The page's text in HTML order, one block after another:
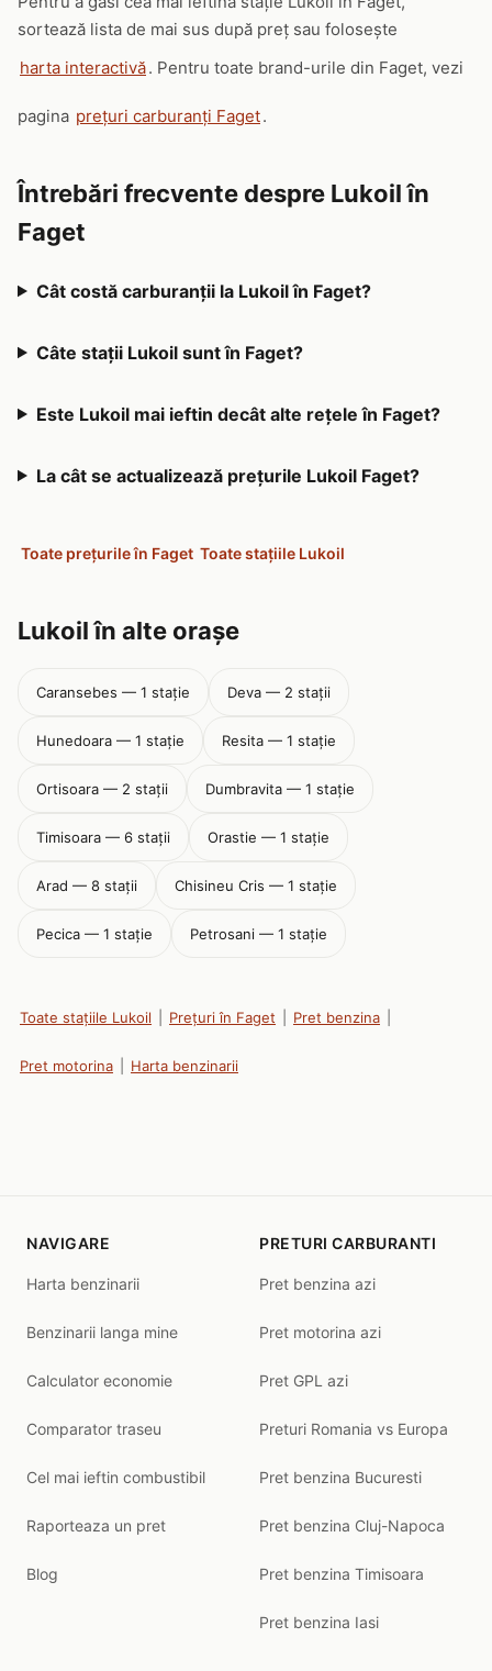
sortează lista de mai sus după preț sau folosește
harta interactivă. Pentru toate brand-urile din Faget, vezi
pagina prețuri carburanți Faget.
Întrebări frecvente despre Lukoil în
Faget
Cât costă carburanții la Lukoil în Faget?
Câte stații Lukoil sunt în Faget?
Este Lukoil mai ieftin decât alte rețele în Faget?
La cât se actualizează prețurile Lukoil Faget?
Toate prețurile în Faget Toate stațiile Lukoil
Lukoil în alte orașe
Caransebes — 1 stație Deva — 2 stații
Hunedoara — 1 stație Resita — 1 stație
Ortisoara — 2 stații Dumbravita — 1 stație
Timisoara — 6 stații Orastie — 1 stație
Arad — 8 stații Chisineu Cris — 1 stație
Pecica — 1 stație Petrosani — 1 stație
Toate stațiile Lukoil Prețuri în Faget Pret benzina
Pret motorina Harta benzinarii
NAVIGARE
Harta benzinarii
Benzinarii langa mine
Calculator economie
Comparator traseu
Cel mai ieftin combustibil
Raporteaza un pret
Blog
PRETURI CARBURANTI
Pret benzina azi
Pret motorina azi
Pret GPL azi
Preturi Romania vs Europa
Pret benzina Bucuresti
Pret benzina Cluj-Napoca
Pret benzina Timisoara
Pret benzina Iasi